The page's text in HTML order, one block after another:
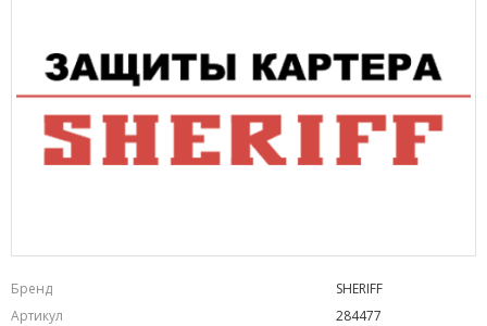
Бренд
SHERIFF
Артикул
284477